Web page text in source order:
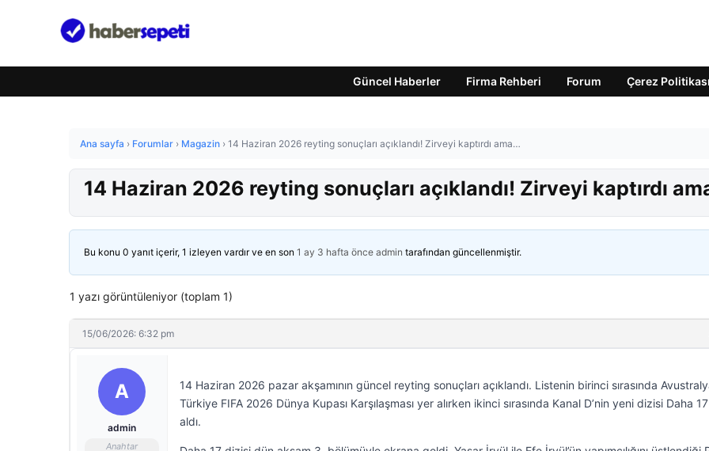
Güncel Haberler Firma Rehberi Forum Çerez Politikası
Ana sayfa › Forumlar › Magazin › 14 Haziran 2026 reyting sonuçları açıklandı! Zirveyi kaptırdı ama…
14 Haziran 2026 reyting sonuçları açıklandı! Zirveyi kaptırdı
Bu konu 0 yanıt içerir, 1 izleyen vardır ve en son 1 ay 3 hafta önce admin tarafından güncellenmiştir.
1 yazı görüntüleniyor (toplam 1)
15/06/2026: 6:32 pm
A
admin
Anahtar
14 Haziran 2026 pazar akşamının güncel reyting sonuçları açıklandı. Listenin birinci sırasında
Türkiye FIFA 2026 Dünya Kupası Karşılaşması yer alırken ikinci sırasında Kanal D’nin yeni dizisi Daha
aldı.